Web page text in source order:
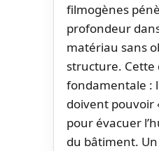
filmogènes
profondeur
matériau sans
structure. Cette
fondamentale :
doivent pouvoir
pour évacuer
du bâtiment.